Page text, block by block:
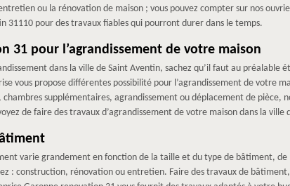
ou la rénovation de maison ; vous pouvez compter sur nos
31110 pour des travaux fiables qui pourront durer dans le temps.
31 pour l’agrandissement de votre maison
dans la ville de Saint Aventin, sachez qu’il faut au
vous propose différentes possibilité pour l’agrandissement de votre
chambres supplémentaires, agrandissement ou déplacement de
de faire des travaux d’agrandissement de votre maison dans la
varie grandement en fonction de la taille et du type de bâtiment,
: construction, rénovation ou entretien. Faire des travaux de